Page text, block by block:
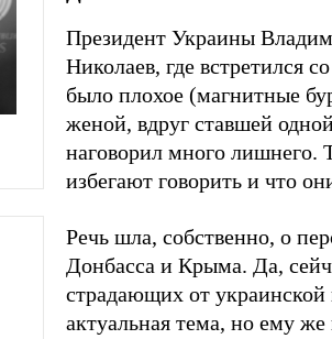
Президент Украины
Николаев, где встретился
было плохое (магнитные
женой, вдруг ставшей
наговорил много лишнего.
избегают говорить и что
Речь шла, собственно, о
Донбасса и Крыма. Да,
страдающих от украинской
актуальная тема, но ему